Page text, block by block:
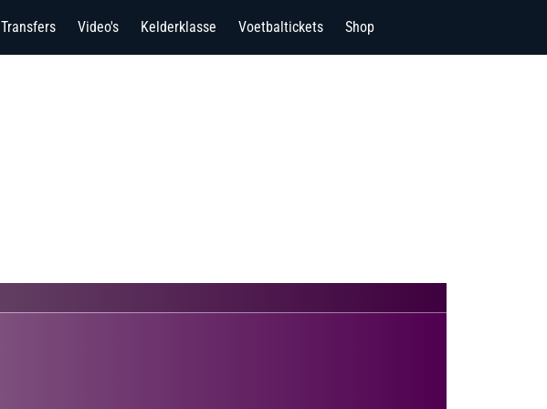
Transfers Video's Kelderklasse Voetbaltickets Shop